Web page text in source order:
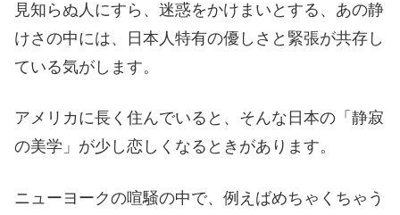
見知らぬ人にすら、迷惑をかけまいとする、あの静
けさの中には、日本人特有の優しさと緊張が共存し
ている気がします。
アメリカに長く住んでいると、そんな日本の「静寂
の美学」が少し恋しくなるときがあります。
ニューヨークの喧騒の中で、例えばめちゃくちゃう